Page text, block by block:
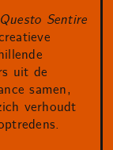
Sentire
uit de
samen,
verhoudt